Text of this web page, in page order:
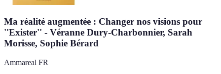
Ma réalité augmentée : Changer nos visions pour
''Exister'' - Véranne Dury-Charbonnier, Sarah
Morisse, Sophie Bérard
Ammareal FR